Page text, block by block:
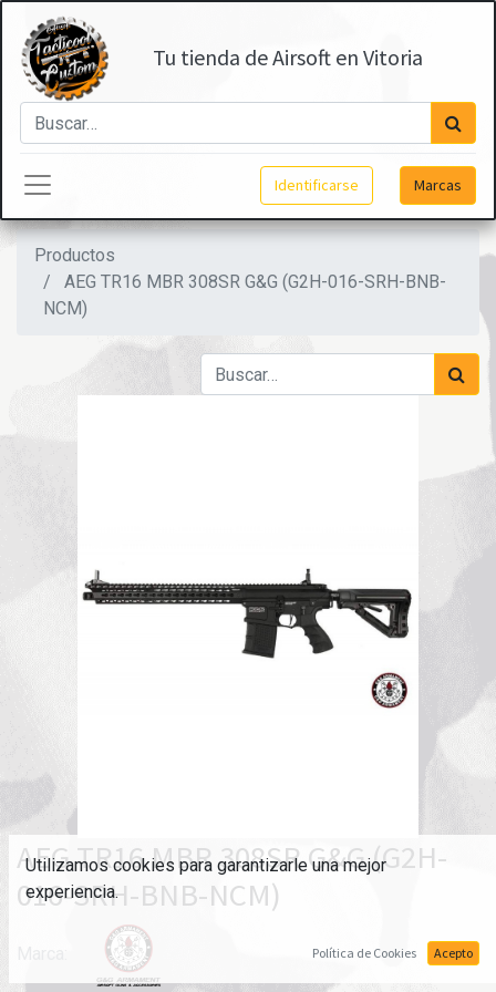
Tu tienda de Airsoft en Vitoria
Identificarse Marcas
Productos
AEG TR16 MBR 308SR G&G (G2H-016-SRH-BNB-
NCM)
AEG TR16 MBR 308SR G&G (G2H-
016-SRH-BNB-NCM)
Utilizamos cookies para garantizarle una mejor
experiencia.
Política de Cookies Acepto